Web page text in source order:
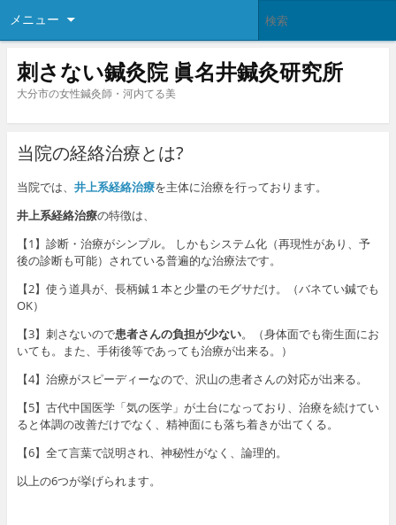
メニュー
刺さない鍼灸院 眞名井鍼灸研究所
大分市の女性鍼灸師・河内てる美
当院の経絡治療とは?
当院では、 井上系経絡治療を主体に治療を行っております。
井上系経絡治療の特徴は、
【1】診断・治療がシンプル。 しかもシステム化（再現性があり、予
後の診断も可能）されている普遍的な治療法です。
【2】使う道具が、長柄鍼１本と少量のモグサだけ。（バネてい鍼でも
OK）
【3】刺さないので患者さんの負担が少ない。（身体面でも衛生面にお
いても。また、手術後等であっても治療が出来る。）
【4】治療がスピーディーなので、沢山の患者さんの対応が出来る。
【5】古代中国医学「気の医学」が土台になっており、治療を続けてい
ると体調の改善だけでなく、精神面にも落ち着きが出てくる。
【6】全て言葉で説明され、神秘性がなく、論理的。
以上の6つが挙げられます。